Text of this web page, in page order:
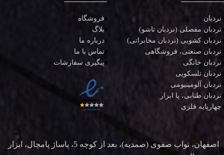
نردبان
نردبان مفصلی (نردبان تاشو)
نردبان کشویی (نردبان مخابراتی)
نردبان صنعتی، فروشگاهی
نردبان خانگی
نردبان تلسکوپی
نردبان آلومینیومی
نردبان طنابی، پا ابزار
چهارپایه فلزی
فروشگاه
بلاگ
درباره ما
تماس با ما
پیگیری سفارشات
اصفهان، نواب صفوی (صمدیه)، بعد از کوچه 5، پاساژ پامچال، ابزار